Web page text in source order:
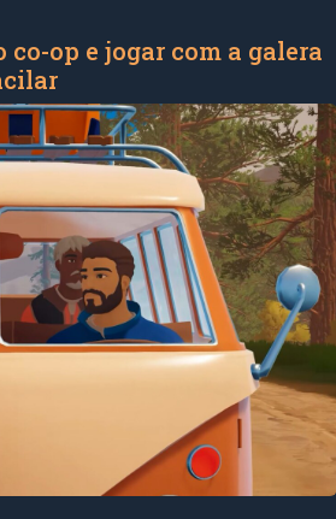
op e jogar com a galera